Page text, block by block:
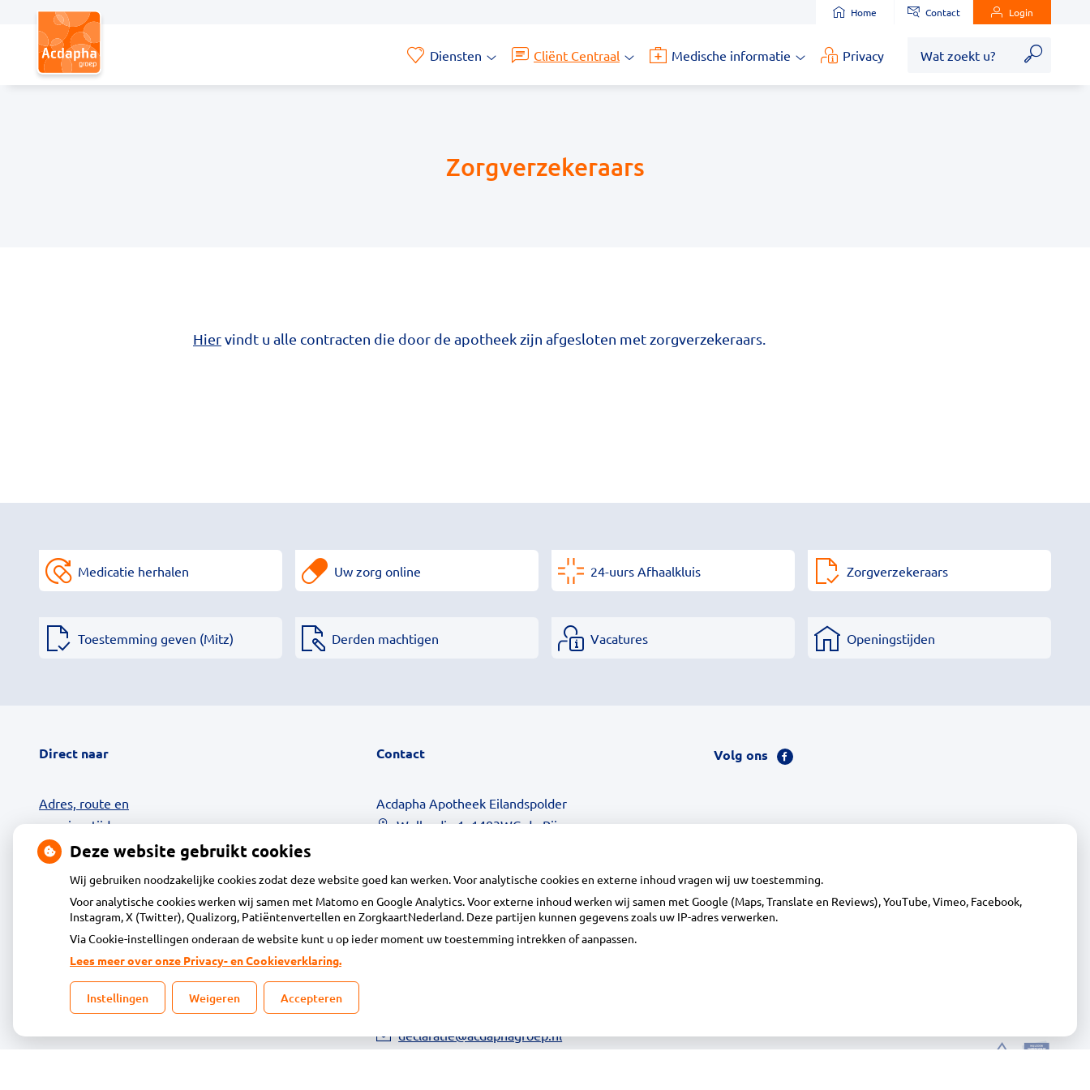
Home Contact Login
Diensten
submenu
Cliënt Centraal
Centraal
Medische informatie
informatie
Privacy
Zorgverzekeraars
Hiervindt u alle contracten die door de apotheek zijn afgesloten met zorgverzekeraars.
Medicatie herhalen Uw zorg online 24-uurs Afhaalkluis Zorgverzekeraars
Toestemming geven (Mitz) Derden machtigen Vacatures Openingstijden
Direct naar
Adres, route en
openingstijden
Contact
Uw zorg online
24-uurs Afhaalkluis
Diensten
Klantenservice
Vacatures
Dienstapotheek
Tips of klachten
Contact
Acdapha Apotheek Eilandspolder
Wollandje 1, 1483WG de Rijp
Centrale administratie
declaratie@acdaphagroep.nl
Volg ons
Bezoek
Deze website gebruikt cookies
Wij gebruiken noodzakelijke cookies zodat deze website goed kan werken. Voor analytische cookies en externe inhoud vragen wij uw toestemming.
Voor analytische cookies werken wij samen met Matomo en Google Analytics. Voor externe inhoud werken wij samen met Google (Maps, Translate en Reviews), YouTube, Vimeo, Facebook,
Instagram, X (Twitter), Qualizorg, Patiëntenvertellen en ZorgkaartNederland. Deze partijen kunnen gegevens zoals uw IP-adres verwerken.
Via Cookie-instellingen onderaan de website kunt u op ieder moment uw toestemming intrekken of aanpassen.
Lees meer over onze Privacy- en Cookieverklaring.
Instellingen Weigeren Accepteren